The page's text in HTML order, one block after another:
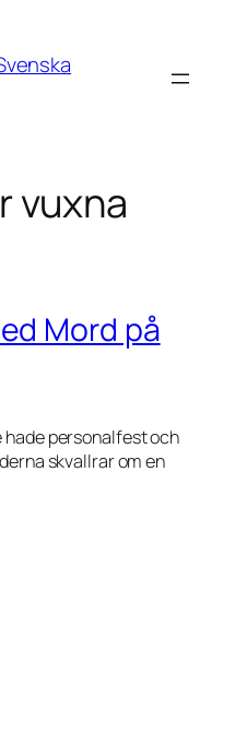
vuxna
Mord på
hade personalfest och
skvallrar om en